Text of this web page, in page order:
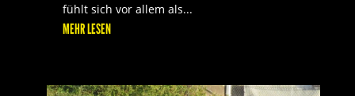
fühlt sich vor allem als...
MEHR LESEN